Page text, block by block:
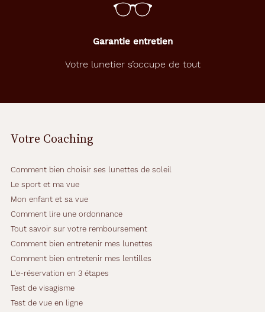
Garantie entretien
Votre lunetier s’occupe de tout
Votre Coaching
Comment bien choisir ses lunettes de soleil
Le sport et ma vue
Mon enfant et sa vue
Comment lire une ordonnance
Tout savoir sur votre remboursement
Comment bien entretenir mes lunettes
Comment bien entretenir mes lentilles
L'e-réservation en 3 étapes
Test de visagisme
Test de vue en ligne